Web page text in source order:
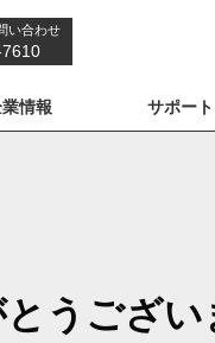
い合わせ
情報 サポート
うござい